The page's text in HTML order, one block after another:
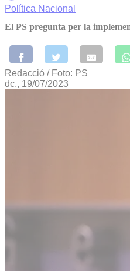
Política Nacional
El PS pregunta per la
Redacció / Foto: PS
dc., 19/07/2023